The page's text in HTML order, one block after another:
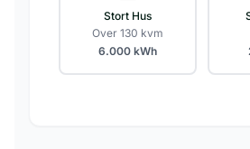
Stort Hus
Over 130 kvm
6.000 kWh